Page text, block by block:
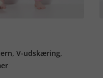
V-udskæring,